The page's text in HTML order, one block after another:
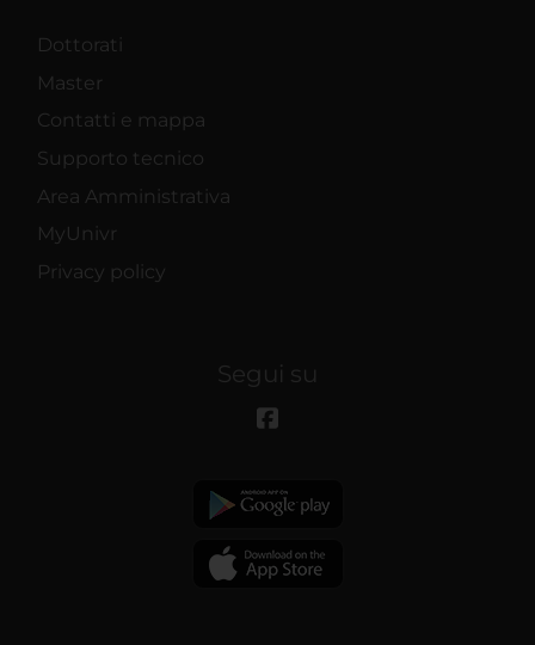
Dottorati
Master
Contatti e mappa
Supporto tecnico
Area Amministrativa
MyUnivr
Privacy policy
Segui su